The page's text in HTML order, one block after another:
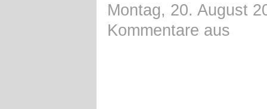
Montag, 20. August
Kommentare aus